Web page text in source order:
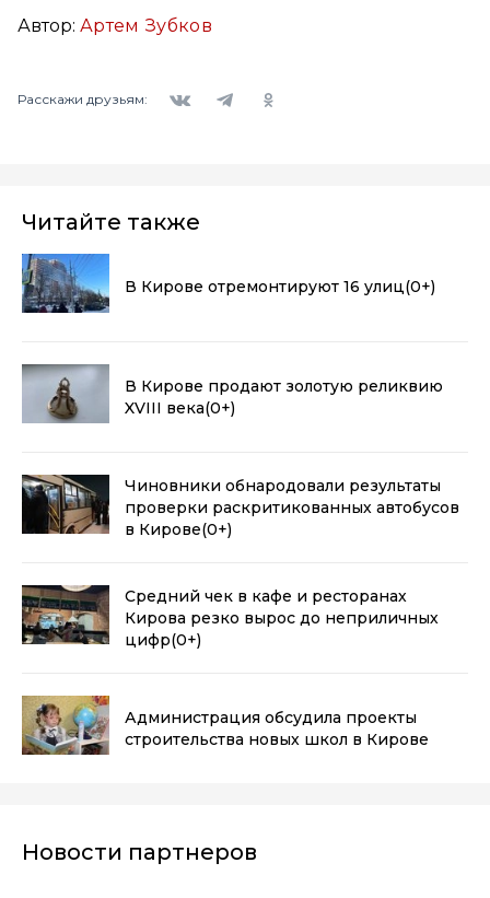
Автор: Артем Зубков
Расскажи друзьям:
Читайте также
В Кирове отремонтируют 16 улиц(0+)
В Кирове продают золотую реликвию
XVIII века(0+)
Чиновники обнародовали результаты
проверки раскритикованных автобусов
в Кирове(0+)
Средний чек в кафе и ресторанах
Кирова резко вырос до неприличных
цифр(0+)
Администрация обсудила проекты
строительства новых школ в Кирове
Новости партнеров